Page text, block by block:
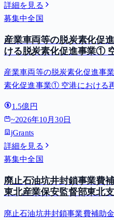
詳細を見る
募集中全国
産業車両等の脱炭素化促
ける脱炭素化促進事業①
費等補助金）
産業車両等の脱炭素化促進事
素化促進事業① 空港における
1.5億円
~2026年10月30日
jGrants
詳細を見る
募集中全国
廃止石油坑井封鎖事業費
東北産業保安監督部東北支
廃止石油坑井封鎖事業費補助